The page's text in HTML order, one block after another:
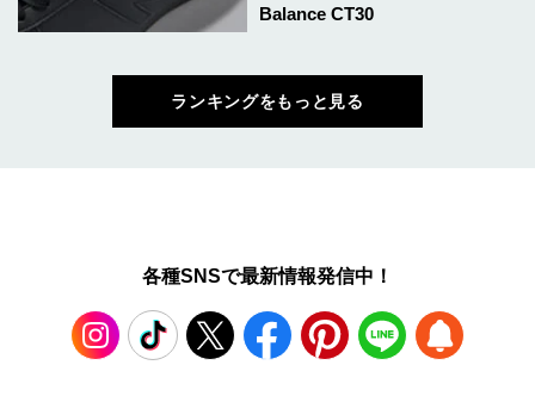
Balance CT30
ランキングをもっと見る
各種SNSで最新情報発信中！